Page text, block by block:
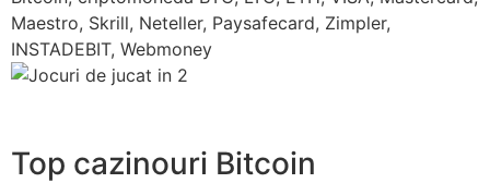
Maestro, Skrill, Neteller, Paysafecard, Zimpler,
INSTADEBIT, Webmoney
Top cazinouri Bitcoin